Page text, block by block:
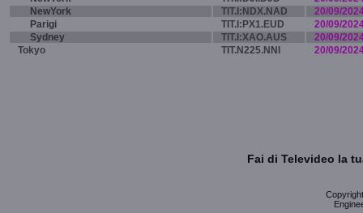
NewYork
TIT.I:NDX.NAD
20/09/
Parigi
TIT.I:PX1.EUD
20/09/
Sydney
TIT.I:XAO.AUS
20/09/
Tokyo
TIT.N225.NNI 20/09/
Fai di Televideo la